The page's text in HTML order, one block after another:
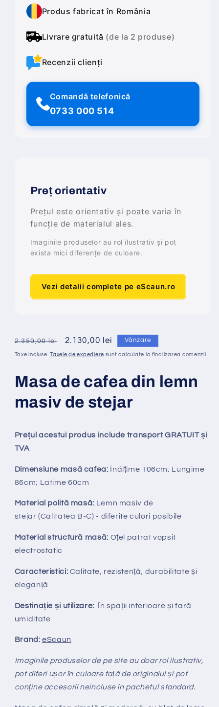
Produs fabricat în România
Livrare gratuită (de la 2 produse)
Recenzii clienți
Comandă telefonică
0733 000 514
Preț orientativ
Prețul este orientativ și poate varia în
funcție de materialul ales.
Imaginile produselor au rol ilustrativ și pot
exista mici diferențe de culoare.
Vezi detalii complete pe eScaun.ro
Preț
obișnuit
2.350,00 lei
Preț
redus
2.130,00 lei Vânzare
Taxe incluse.Taxele de expediere sunt calculate la finalizarea comenzii.
Masa de cafea din lemn
masiv de stejar
Prețul acestui produs include transport GRATUIT și
TVA
Dimensiune masă cafea: Înălțime 106cm; Lungime
86cm; Latime 60cm
Material polită masă: Lemn masiv de
stejar(Calitatea B-C) - diferite culori posibile
Material structură masă: Oțel patratvopsit
electrostatic
Caracteristici: Calitate, rezistență, durabilitate și
eleganță
Destinație și utilizare: În spații interioare și fară
umiditate
Brand:eScaun
Imaginile produselor de pe site au doar rol ilustrativ,
pot diferi ușor în culoare față de originalul și pot
conține accesorii neincluse în pachetul standard.